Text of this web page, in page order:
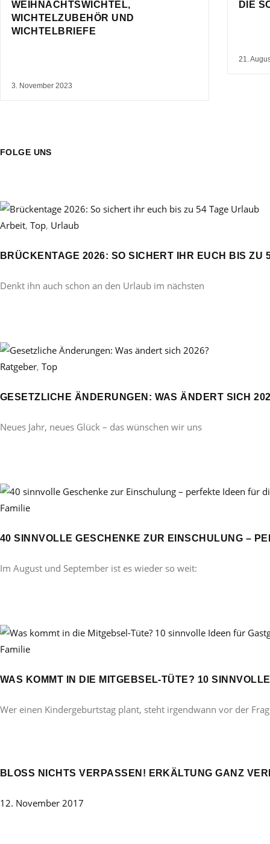
WEIHNACHTSWICHTEL,
WICHTELZUBEHÖR UND
WICHTELBRIEFE
3. November 2023
DIE
21.
FOLGE UNS
Arbeit, Top, Urlaub
BRÜCKENTAGE 2026: SO SICHERT IHR EUCH BIS ZU
Denkt ihn auch schon an den Urlaub im nächsten
Ratgeber, Top
GESETZLICHE ÄNDERUNGEN: WAS ÄNDERT SICH
Neues Jahr, neues Glück – das wünschen wir uns
Familie
40 SINNVOLLE GESCHENKE ZUR EINSCHULUNG –
Im August und September ist es wieder so weit:
Familie
WAS KOMMT IN DIE MITGEBSEL-TÜTE? 10
Wer einen Kindergeburtstag plant, steht irgendwann vor der
BLOSS NICHTS VERPASSEN! ERKÄLTUNG GANZ
12. November 2017